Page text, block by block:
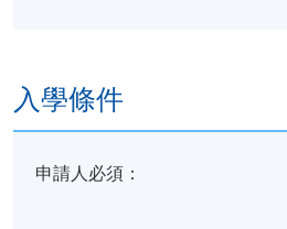
入學條件
申請人必須：